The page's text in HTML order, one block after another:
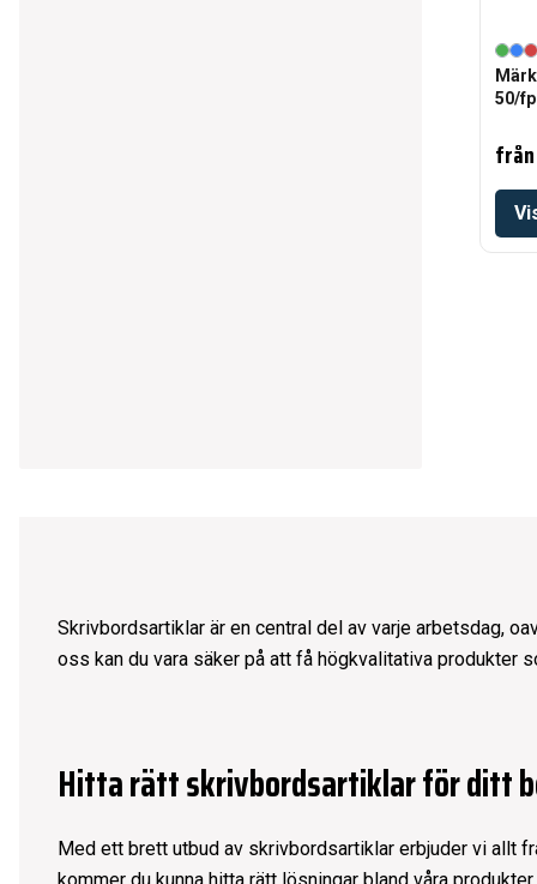
50/fp
från
Skrivbordsartiklar är en central del av varje arbetsdag,
oss kan du vara säker på att få högkvalitativa produkter
Hitta rätt skrivbordsartiklar för ditt
Med ett brett utbud av skrivbordsartiklar erbjuder vi allt